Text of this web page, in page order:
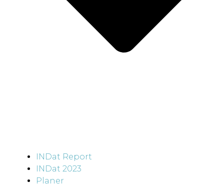
INDat Report
INDat 2023
Planer